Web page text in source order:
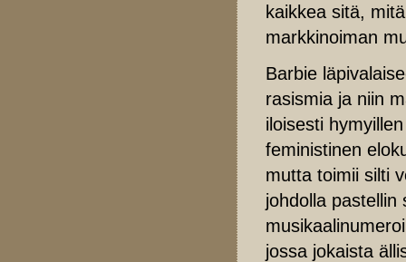
kaikkea sitä,
markkinoiman
Barbie
rasismia ja niin
iloisesti
feministinen
mutta toimii silti
johdolla pastellin
jossa jokaista